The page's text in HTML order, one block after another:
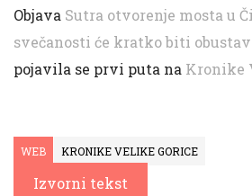
Objava Sutra otvorenje mosta u
svečanosti će kratko biti
pojavila se prvi puta na Kronike
WEB KRONIKE VELIKE GORICE
Izvorni tekst